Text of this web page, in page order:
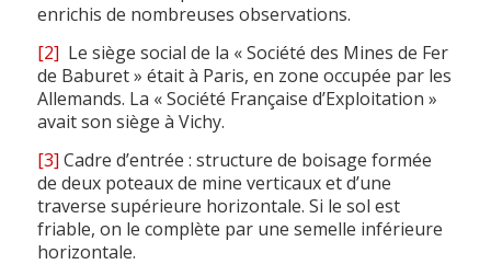
enrichis de nombreuses observations.
[2] Le siège social de la « Société des Mines de Fer
de Baburet » était à Paris, en zone occupée par les
Allemands. La « Société Française d’Exploitation »
avait son siège à Vichy.
[3] Cadre d’entrée : structure de boisage formée
de deux poteaux de mine verticaux et d’une
traverse supérieure horizontale. Si le sol est
friable, on le complète par une semelle inférieure
horizontale.